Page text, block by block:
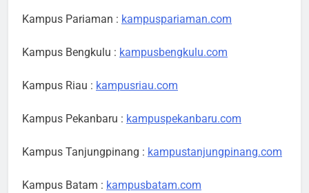
Kampus Pariaman : kampuspariaman.com
Kampus Bengkulu : kampusbengkulu.com
Kampus Riau : kampusriau.com
Kampus Pekanbaru : kampuspekanbaru.com
Kampus Tanjungpinang : kampustanjungpinang.com
Kampus Batam : kampusbatam.com